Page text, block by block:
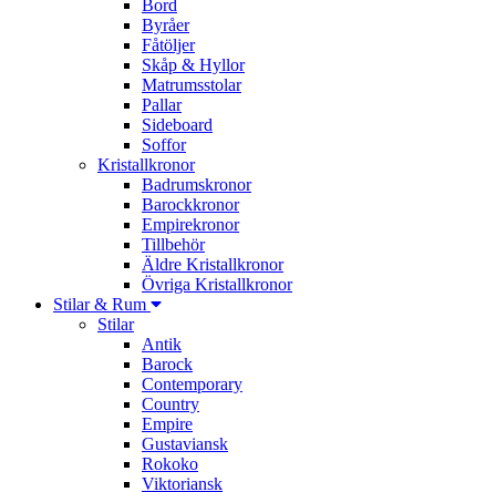
Bord
Byråer
Fåtöljer
Skåp & Hyllor
Matrumsstolar
Pallar
Sideboard
Soffor
Kristallkronor
Badrumskronor
Barockkronor
Empirekronor
Tillbehör
Äldre Kristallkronor
Övriga Kristallkronor
Stilar & Rum
Stilar
Antik
Barock
Contemporary
Country
Empire
Gustaviansk
Rokoko
Viktoriansk